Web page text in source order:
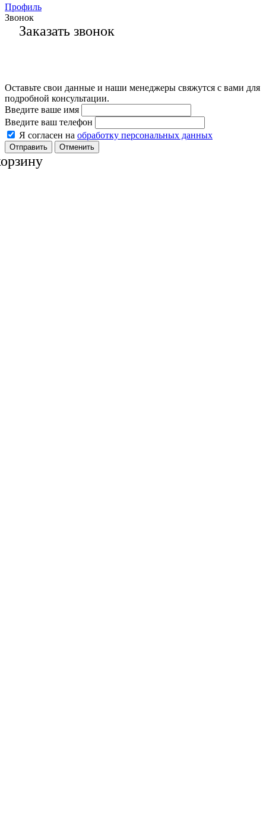
Профиль
Звонок
Заказать звонок
Оставьте свои данные и наши менеджеры свяжутся с вами для
подробной консультации.
Введите ваше имя
Введите ваш телефон
Я согласен на обработку персональных данных
Отменить